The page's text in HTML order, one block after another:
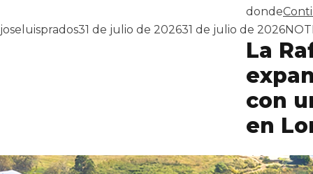
donde
Publicado por
joseluisprados31 de julio de 202631 de julio de 2026
La
con
en